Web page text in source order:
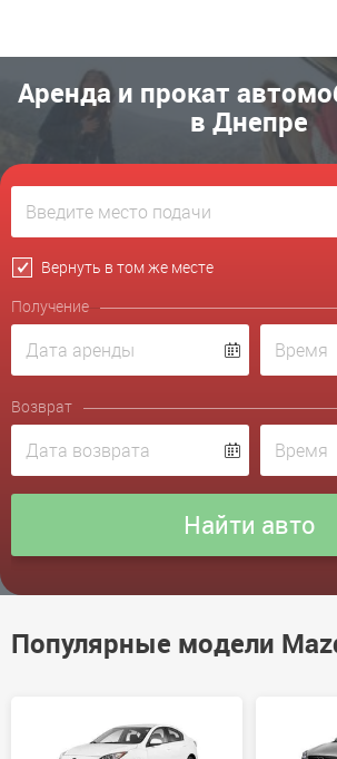
Аренда и прокат
в Днепре
Вернуть в том же месте
Получение
Возврат
Популярные модели